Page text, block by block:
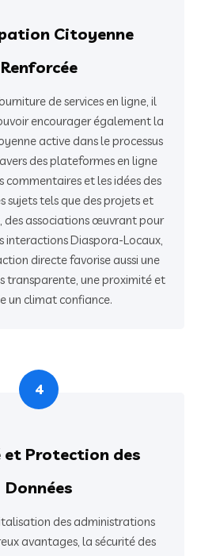
Citoyenne
Renforcée
de services en ligne, il
encourager également la
active dans le processus
des plateformes en ligne
commentaires et les idées des
sujets tels que des projets et
des associations œuvrant pour
interactions Diaspora-Locaux,
directe favorise aussi une
transparente, une proximité et
un climat confiance.
4
et Protection des
Données
des administrations
avantages, la sécurité des